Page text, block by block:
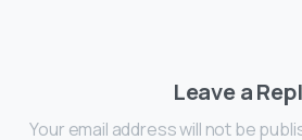
Leave a
Your email address will not be